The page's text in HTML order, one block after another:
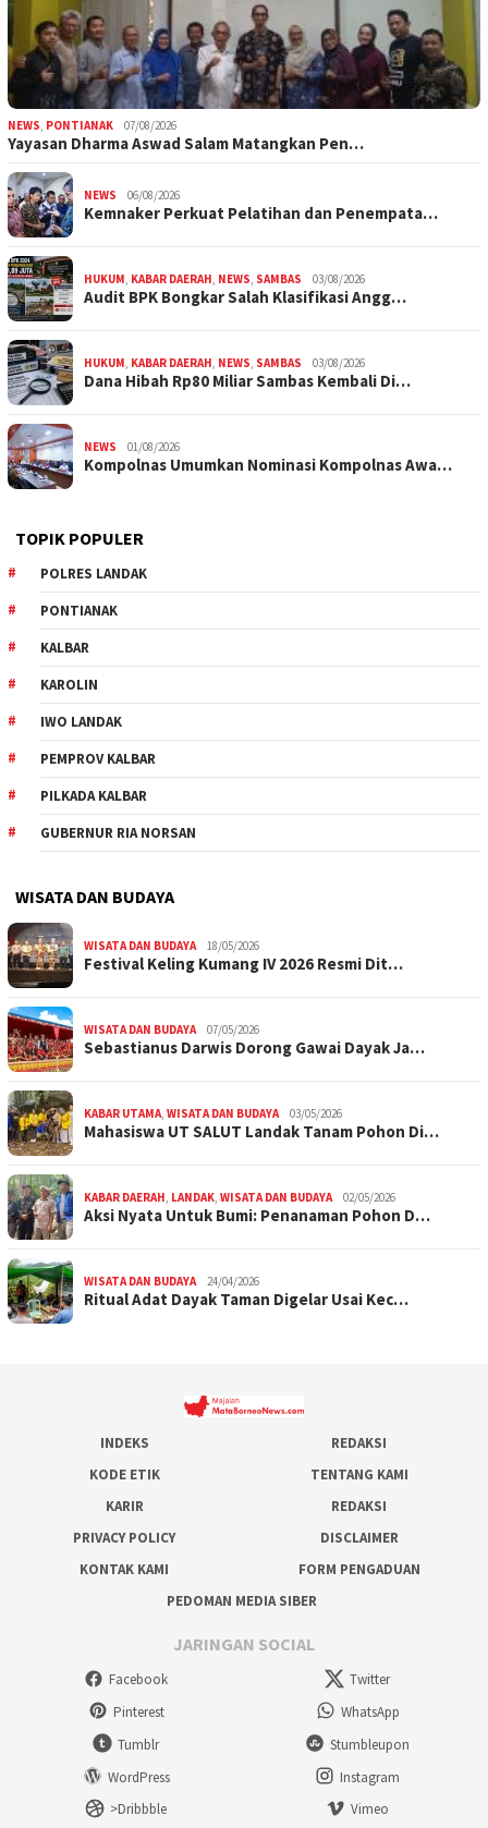
NEWS, PONTIANAK 07/08/2026
Yayasan Dharma Aswad Salam Matangkan Pen…
NEWS 06/08/2026
Kemnaker Perkuat Pelatihan dan Penempata…
HUKUM, KABAR DAERAH, NEWS, SAMBAS 03/08/2026
Audit BPK Bongkar Salah Klasifikasi Angg…
HUKUM, KABAR DAERAH, NEWS, SAMBAS 03/08/2026
Dana Hibah Rp80 Miliar Sambas Kembali Di…
NEWS 01/08/2026
Kompolnas Umumkan Nominasi Kompolnas Awa…
TOPIK POPULER
POLRES LANDAK
PONTIANAK
KALBAR
KAROLIN
IWO LANDAK
PEMPROV KALBAR
PILKADA KALBAR
GUBERNUR RIA NORSAN
WISATA DAN BUDAYA
WISATA DAN BUDAYA 18/05/2026
Festival Keling Kumang IV 2026 Resmi Dit…
WISATA DAN BUDAYA 07/05/2026
Sebastianus Darwis Dorong Gawai Dayak Ja…
KABAR UTAMA, WISATA DAN BUDAYA 03/05/2026
Mahasiswa UT SALUT Landak Tanam Pohon Di…
KABAR DAERAH, LANDAK, WISATA DAN BUDAYA 02/05/2026
Aksi Nyata Untuk Bumi: Penanaman Pohon D…
WISATA DAN BUDAYA 24/04/2026
Ritual Adat Dayak Taman Digelar Usai Kec…
INDEKS
REDAKSI
KODE ETIK
TENTANG KAMI
KARIR
REDAKSI
PRIVACY POLICY
DISCLAIMER
KONTAK KAMI
FORM PENGADUAN
PEDOMAN MEDIA SIBER
JARINGAN SOCIAL
Facebook
Twitter
Pinterest
WhatsApp
Tumblr
Stumbleupon
WordPress
Instagram
>Dribbble
Vimeo